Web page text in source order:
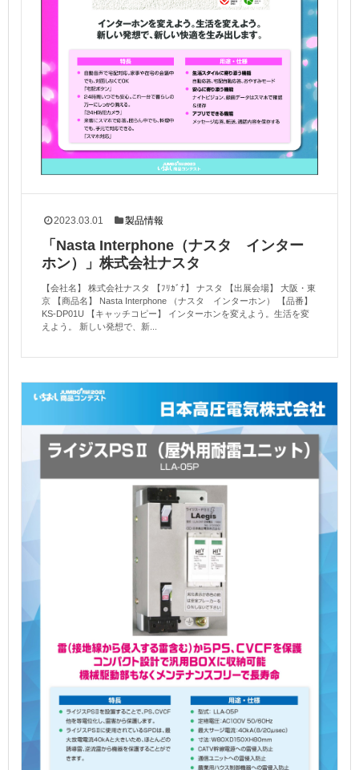
2023.03.01 製品情報
「Nasta Interphone（ナスタ インター
ホン）」株式会社ナスタ
【会社名】 株式会社ナスタ 【ﾌﾘｶﾞﾅ】 ナスタ 【出展会場】 大阪・東
京 【商品名】 Nasta Interphone （ナスタ インターホン） 【品番】
KS-DP01U 【キャッチコピー】 インターホンを変えよう。生活を変
えよう。 新しい発想で、新...